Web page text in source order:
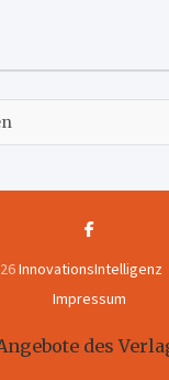
InnovationsIntelligenz
Impressum
des